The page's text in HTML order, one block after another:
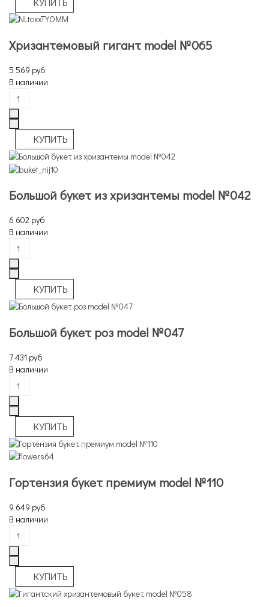
Хризантемовый гигант model №065
5 569 руб
В наличии
Большой букет из хризантемы model №042
6 602 руб
В наличии
Большой букет роз model №047
7 431 руб
В наличии
Гортензия букет премиум model №110
9 649 руб
В наличии